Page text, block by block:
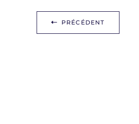
PRÉCÉDENT